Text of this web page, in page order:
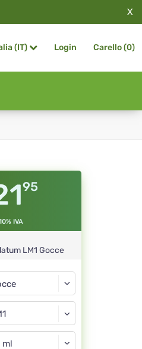
X
(IT) Login Carello (0)
95
IVA
LM1 Gocce